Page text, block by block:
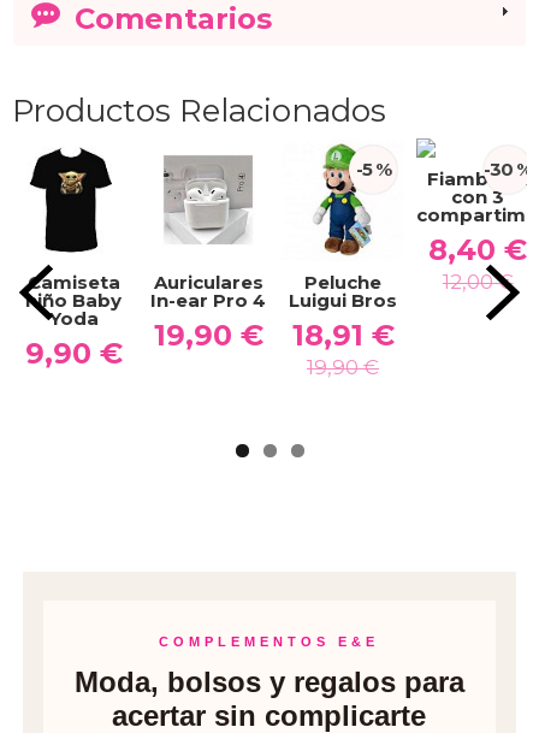
Comentarios
Productos Relacionados
Camiseta
niño Baby
Yoda
9,90 €
Auriculares
In-ear Pro 4
19,90 €
-5 %
Peluche
Luigui Bros
18,91 €
19,90 €
-30 %
Fiambrera
con 3
8,40 €
12,00 €
COMPLEMENTOS E&E
Moda, bolsos y regalos para
acertar sin complicarte